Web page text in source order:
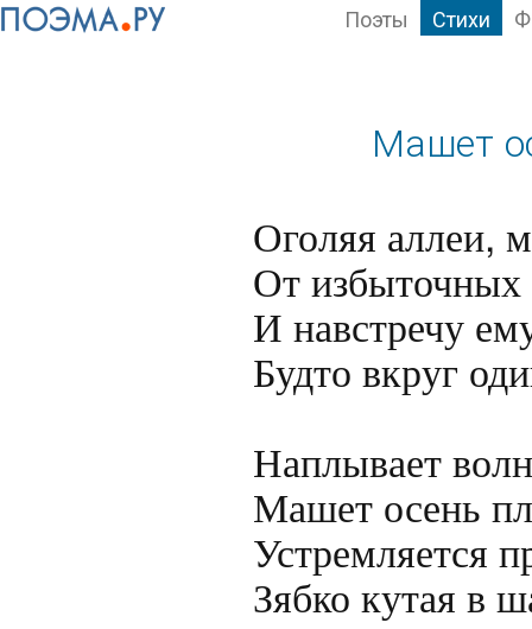
Поэты Стихи
Машет
Оголяя аллеи,
От
И навстречу
Будто вкруг
Наплывает
Машет осень
Устремляется
Зябко кутая в